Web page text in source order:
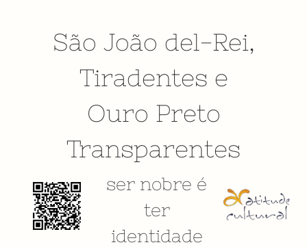
São João del-Rei,
Tiradentes e
Ouro Preto
Transparentes
ser nobre é
ter
identidade